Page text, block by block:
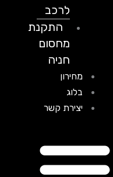
לרכב
התקנת
מחסום
חניה
מחירון
בלוג
יצירת קשר